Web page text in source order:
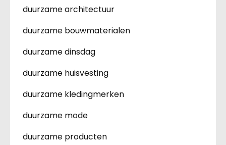
duurzame architectuur
duurzame bouwmaterialen
duurzame dinsdag
duurzame huisvesting
duurzame kledingmerken
duurzame mode
duurzame producten